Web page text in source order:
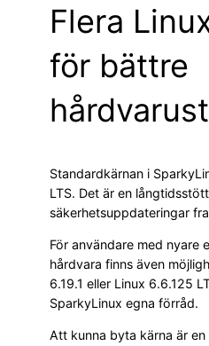
Flera
för bättre
Standardkärnan i
LTS. Det är en
säkerhetsuppdateringar
För användare med nyare
hårdvara finns även
6.19.1 eller Linux 6.6.125
SparkyLinux egna förråd.
Att kunna byta kärna är